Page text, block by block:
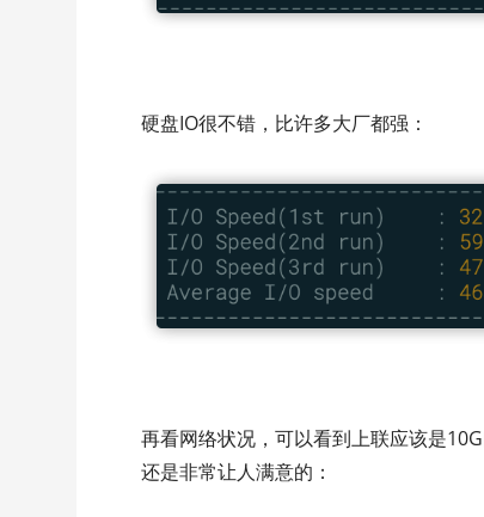
硬盘IO很不错，比许多大厂都强：
再看网络状况，可以看到上联应该是
还是非常让人满意的：